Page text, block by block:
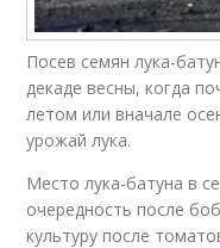
Посев семян лука-
декаде весны, когда
летом или вначале
урожай лука.
Место лука-батуна в
очередность после
культуру после